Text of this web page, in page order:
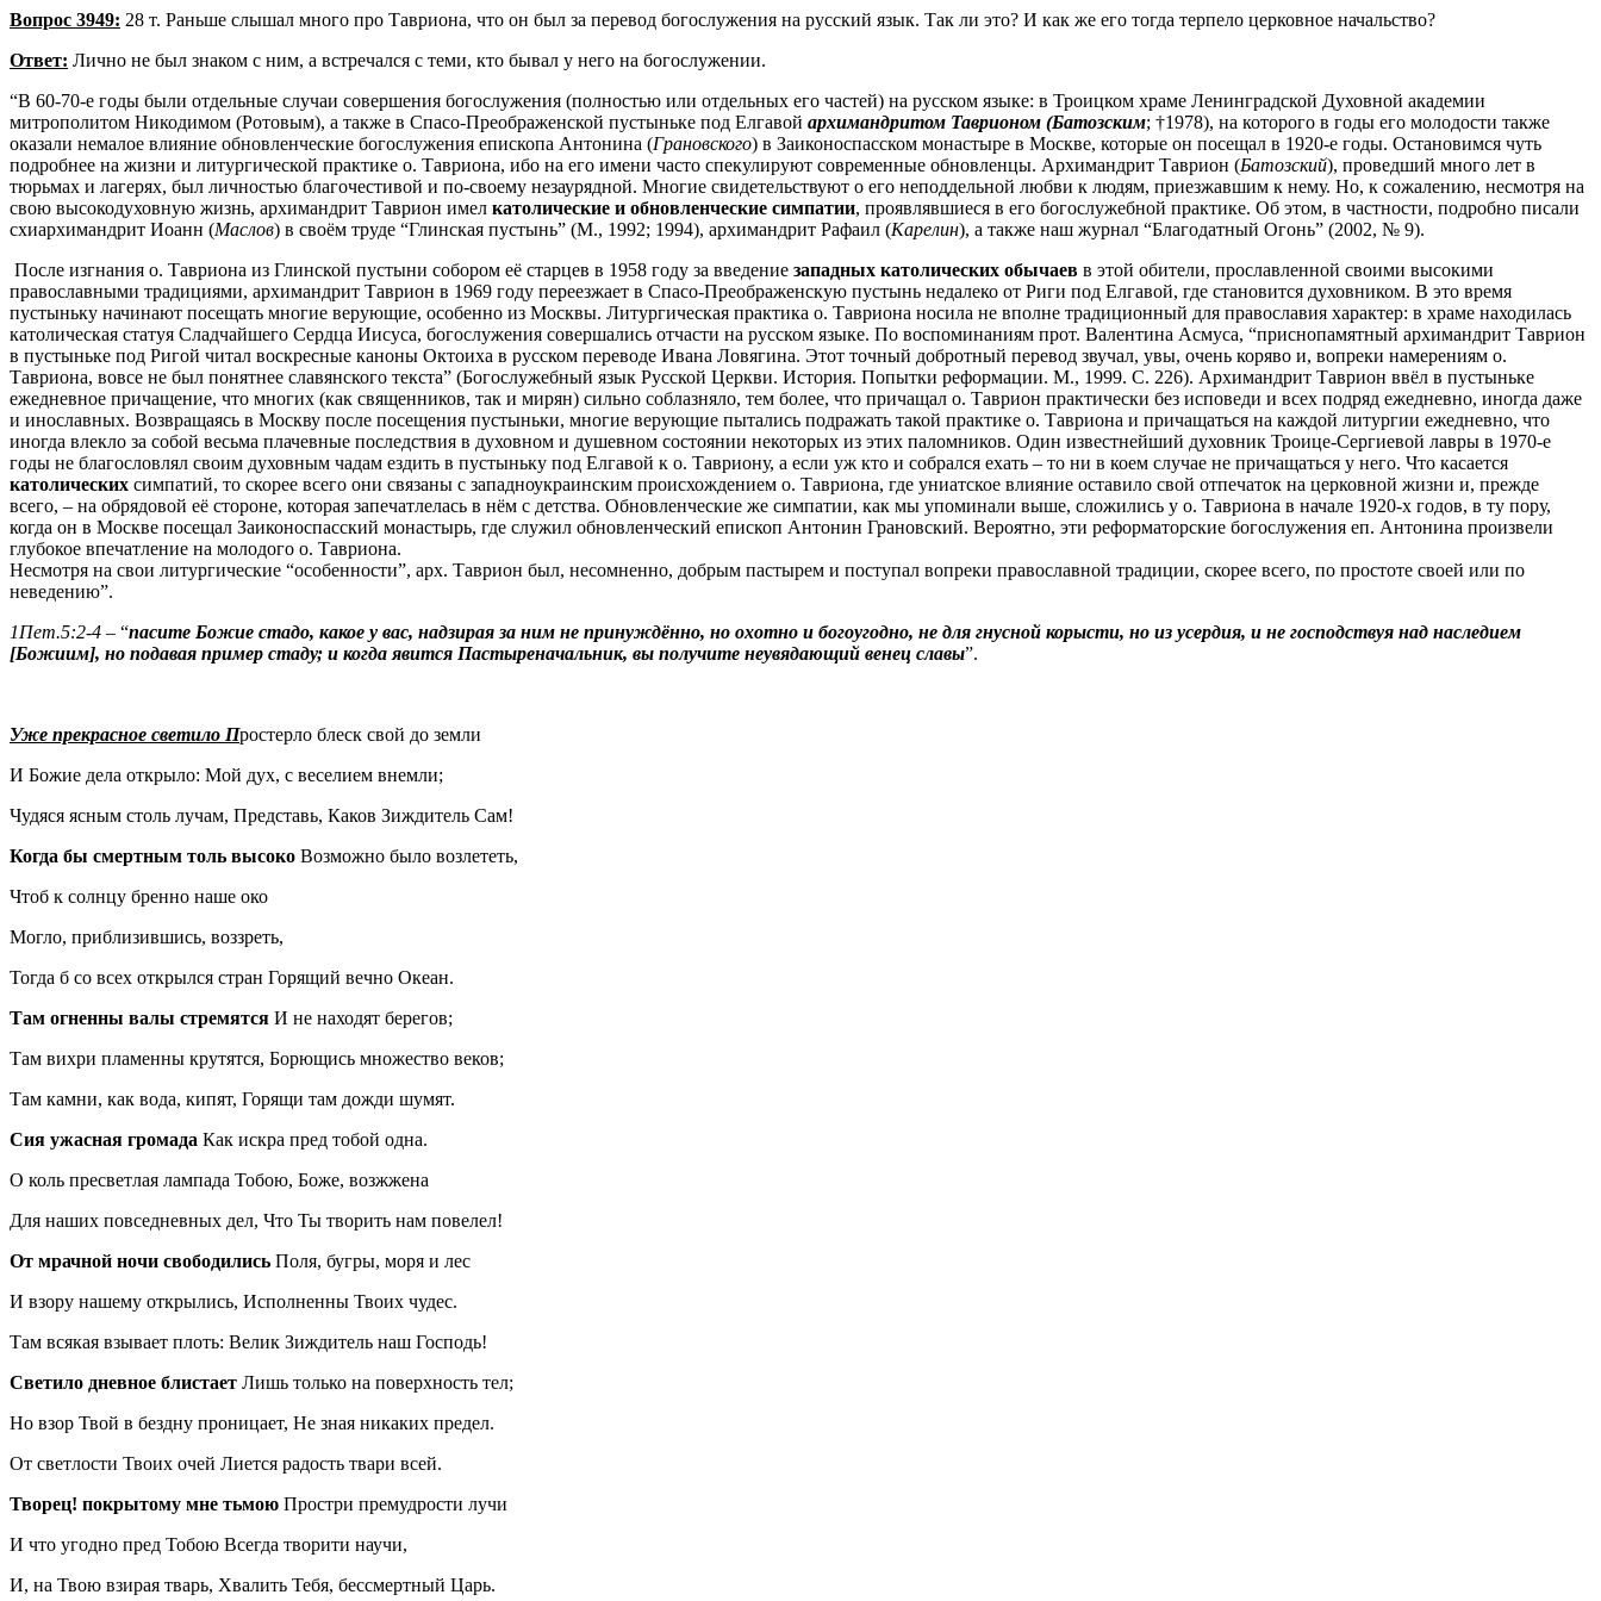
Вопрос 3949: 28 т. Раньше слышал много про Тавриона, что он был за перевод богослужения на русский язык. Так ли это? И как же его тогда терпело церковное начальство?
Ответ: Лично не был знаком с ним, а встречался с теми, кто бывал у него на богослужении.
“В 60-70-е годы были отдельные случаи совершения богослужения (полностью или отдельных его частей) на русском языке: в Троицком храме Ленинградской Духовной академии
митрополитом Никодимом (Ротовым), а также в Спасо-Преображенской пустыньке под Елгавой архимандритом Таврионом (Батозским; †1978), на которого в годы его молодости также
оказали немалое влияние обновленческие богослужения епископа Антонина (Грановского) в Заиконоспасском монастыре в Москве, которые он посещал в 1920-е годы. Остановимся чуть
подробнее на жизни и литургической практике о. Тавриона, ибо на его имени часто спекулируют современные обновленцы. Архимандрит Таврион (Батозский), проведший много лет в
тюрьмах и лагерях, был личностью благочестивой и по-своему незаурядной. Многие свидетельствуют о его неподдельной любви к людям, приезжавшим к нему. Но, к сожалению, несмотря на
свою высокодуховную жизнь, архимандрит Таврион имел католические и обновленческие симпатии, проявлявшиеся в его богослужебной практике. Об этом, в частности, подробно писали
схиархимандрит Иоанн (Маслов) в своём труде “Глинская пустынь” (М., 1992; 1994), архимандрит Рафаил (Карелин), а также наш журнал “Благодатный Огонь” (2002, № 9).
После изгнания о. Тавриона из Глинской пустыни собором её старцев в 1958 году за введение западных католических обычаев в этой обители, прославленной своими высокими
православными традициями, архимандрит Таврион в 1969 году переезжает в Спасо-Преображенскую пустынь недалеко от Риги под Елгавой, где становится духовником. В это время
пустыньку начинают посещать многие верующие, особенно из Москвы. Литургическая практика о. Тавриона носила не вполне традиционный для православия характер: в храме находилась
католическая статуя Сладчайшего Сердца Иисуса, богослужения совершались отчасти на русском языке. По воспоминаниям прот. Валентина Асмуса, “приснопамятный архимандрит Таврион
в пустыньке под Ригой читал воскресные каноны Октоиха в русском переводе Ивана Ловягина. Этот точный добротный перевод звучал, увы, очень коряво и, вопреки намерениям о.
Тавриона, вовсе не был понятнее славянского текста” (Богослужебный язык Русской Церкви. История. Попытки реформации. М., 1999. С. 226). Архимандрит Таврион ввёл в пустыньке
ежедневное причащение, что многих (как священников, так и мирян) сильно соблазняло, тем более, что причащал о. Таврион практически без исповеди и всех подряд ежедневно, иногда даже
и инославных. Возвращаясь в Москву после посещения пустыньки, многие верующие пытались подражать такой практике о. Тавриона и причащаться на каждой литургии ежедневно, что
иногда влекло за собой весьма плачевные последствия в духовном и душевном состоянии некоторых из этих паломников. Один известнейший духовник Троице-Сергиевой лавры в 1970-е
годы не благословлял своим духовным чадам ездить в пустыньку под Елгавой к о. Тавриону, а если уж кто и собрался ехать – то ни в коем случае не причащаться у него. Что касается
католических симпатий, то скорее всего они связаны с западноукраинским происхождением о. Тавриона, где униатское влияние оставило свой отпечаток на церковной жизни и, прежде
всего, – на обрядовой её стороне, которая запечатлелась в нём с детства. Обновленческие же симпатии, как мы упоминали выше, сложились у о. Тавриона в начале 1920-х годов, в ту пору,
когда он в Москве посещал Заиконоспасский монастырь, где служил обновленческий епископ Антонин Грановский. Вероятно, эти реформаторские богослужения еп. Антонина произвели
глубокое впечатление на молодого о. Тавриона.
Несмотря на свои литургические “особенности”, арх. Таврион был, несомненно, добрым пастырем и поступал вопреки православной традиции, скорее всего, по простоте своей или по
неведению”.
1Пет.5:2-4 – “пасите Божие стадо, какое у вас, надзирая за ним не принуждённо, но охотно и богоугодно, не для гнусной корысти, но из усердия, и не господствуя над наследием
[Божиим], но подавая пример стаду; и когда явится Пастыреначальник, вы получите неувядающий венец славы”.
Уже прекрасное светило Простерло блеск свой до земли
И Божие дела открыло: Мой дух, с веселием внемли;
Чудяся ясным столь лучам, Представь, Каков Зиждитель Сам!
Когда бы смертным толь высоко Возможно было возлететь,
Чтоб к солнцу бренно наше око
Могло, приблизившись, воззреть,
Тогда б со всех открылся стран Горящий вечно Океан.
Там огненны валы стремятся И не находят берегов;
Там вихри пламенны крутятся, Борющись множество веков;
Там камни, как вода, кипят, Горящи там дожди шумят.
Сия ужасная громада Как искра пред тобой одна.
О коль пресветлая лампада Тобою, Боже, возжжена
Для наших повседневных дел, Что Ты творить нам повелел!
От мрачной ночи свободились Поля, бугры, моря и лес
И взору нашему открылись, Исполненны Твоих чудес.
Там всякая взывает плоть: Велик Зиждитель наш Господь!
Светило дневное блистает Лишь только на поверхность тел;
Но взор Твой в бездну проницает, Не зная никаких предел.
От светлости Твоих очей Лиется радость твари всей.
Творец! покрытому мне тьмою Простри премудрости лучи
И что угодно пред Тобою Всегда творити научи,
И, на Твою взирая тварь, Хвалить Тебя, бессмертный Царь.